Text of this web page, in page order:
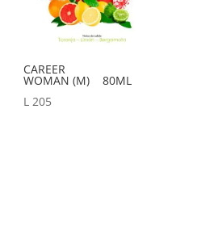
CAREER
WOMAN (M) 80ML
L205